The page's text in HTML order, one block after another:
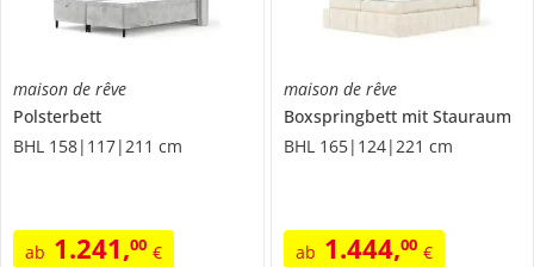
maison de rêve
Polsterbett
BHL 158|117|211 cm
ab 1.241,00 €
maison de rêve
Boxspringbett mit Stauraum
BHL 165|124|221 cm
ab 1.444,00 €